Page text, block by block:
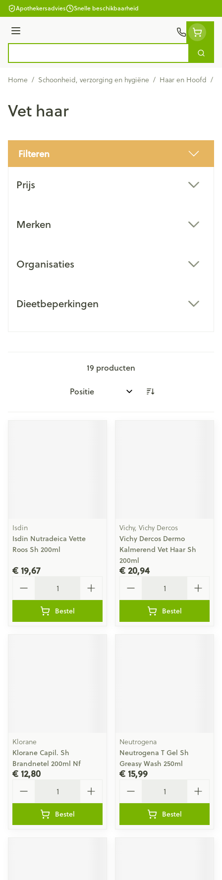
Ga naar de inhoud
Apothekersadvies Snelle beschikbaarheid
Menu
Zoek
Home / Schoonheid, verzorging en hygiëne / Haar en Hoofd /
Vet haar
Filteren
Prijs
Merken
Organisaties
Dieetbeperkingen
19 producten
Sorteer op:
Isdin
Isdin Nutradeica Vette
Roos Sh 200ml
€ 19,67
Bestel
Vichy, Vichy Dercos
Vichy Dercos Dermo
Kalmerend Vet Haar Sh
200ml
€ 20,94
Bestel
Klorane
Klorane Capil. Sh
Brandnetel 200ml Nf
€ 12,80
Bestel
Neutrogena
Neutrogena T Gel Sh
Greasy Wash 250ml
€ 15,99
Bestel